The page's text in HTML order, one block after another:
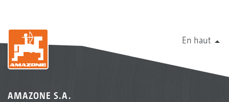
En haut
AMAZONE S.A.